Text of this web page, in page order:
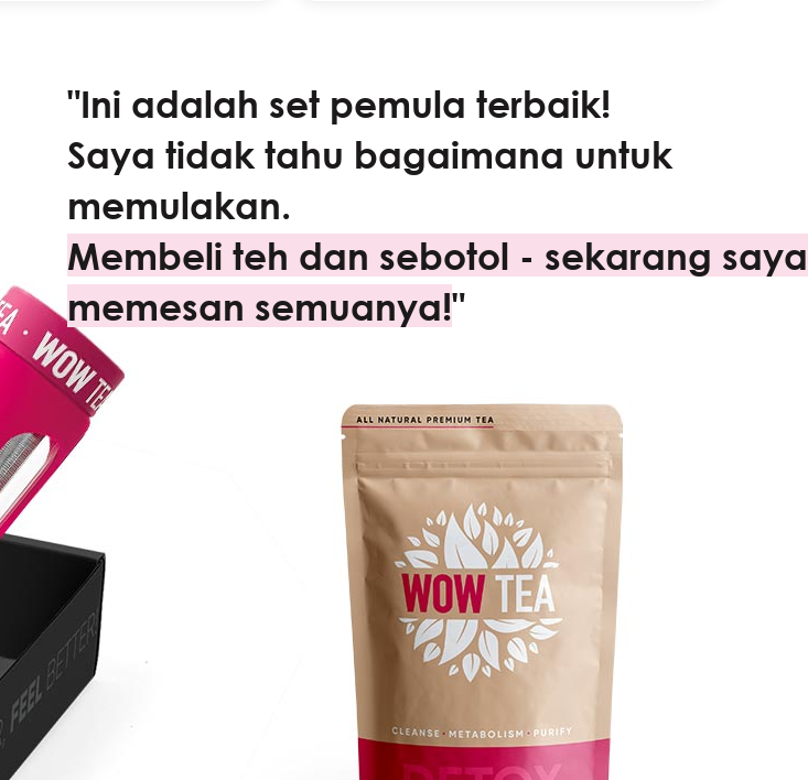
"Ini adalah set pemula terbaik!
Saya tidak tahu bagaimana untuk
memulakan.
Membeli teh dan sebotol - sekarang saya
memesan semuanya!"